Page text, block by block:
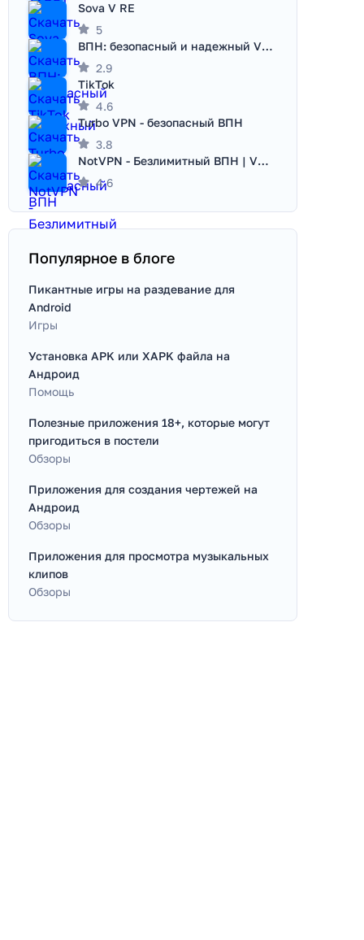
Sova V RE
5
ВПН: безопасный и надежный VPN
2.9
TikTok
4.6
Turbo VPN - безопасный ВПН
3.8
NotVPN - Безлимитный ВПН | VPN
4.6
Популярное в блоге
Пикантные игры на раздевание для
Android
Игры
Установка APK или XAPK файла на
Андроид
Помощь
Полезные приложения 18+, которые могут
пригодиться в постели
Обзоры
Приложения для создания чертежей на
Андроид
Обзоры
Приложения для просмотра музыкальных
клипов
Обзоры